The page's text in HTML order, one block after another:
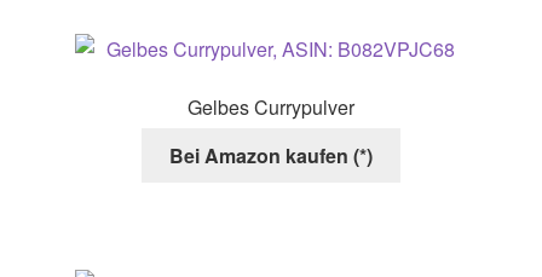
Gelbes Currypulver
Bei Amazon kaufen (*)